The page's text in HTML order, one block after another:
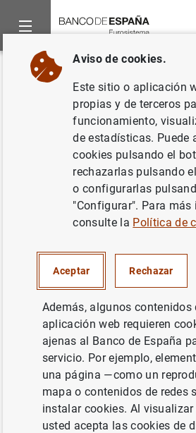
Inicio Noticias y eventos
Volver
Publicación del
los sectores
países candidatos a
a la Unión Europea
financieros de los países
adhesión a la Unión
Estado financiero
Aviso de cookies.
Este sitio o aplicación
propias y de terceros
funcionamiento,
de estadísticas. Puede
cookies pulsando el
rechazarlas pulsando
o configurarlas
"Configurar". Para
consulte la Política de
Aceptar Rechazar
Además, algunos contenidos
aplicación web requieren
ajenas al Banco de España
servicio. Por ejemplo,
una página —como un
mapa o contenidos de redes
instalar cookies. Al
usted acepta las cookies de